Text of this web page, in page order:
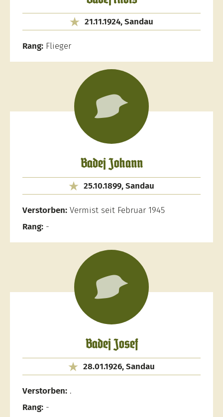
21.11.1924, Sandau
Rang: Flieger
Badej Johann
25.10.1899, Sandau
Verstorben: Vermist seit Februar 1945
Rang: -
Badej Josef
28.01.1926, Sandau
Verstorben: .
Rang: -